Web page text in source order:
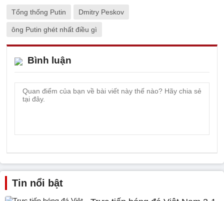
Tổng thống Putin Dmitry Peskov
ông Putin ghét nhất điều gì
Bình luận
Tin nổi bật